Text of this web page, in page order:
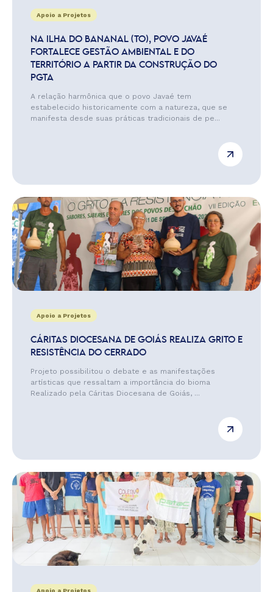
Apoio a Projetos
NA ILHA DO BANANAL (TO), POVO JAVAÉ
FORTALECE GESTÃO AMBIENTAL E DO
TERRITÓRIO A PARTIR DA CONSTRUÇÃO DO
PGTA
A relação harmônica que o povo Javaé tem
estabelecido historicamente com a natureza, que se
manifesta desde suas práticas tradicionais de pe...
Apoio a Projetos
CÁRITAS DIOCESANA DE GOIÁS REALIZA GRITO E
RESISTÊNCIA DO CERRADO
Projeto possibilitou o debate e as manifestações
artísticas que ressaltam a importância do bioma
Realizado pela Cáritas Diocesana de Goiás, ...
Apoio a Projetos